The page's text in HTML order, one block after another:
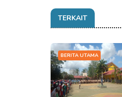
TERKAIT
BERITA UTAMA